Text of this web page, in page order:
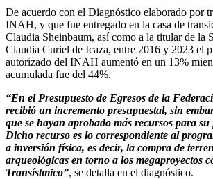
De acuerdo con el Diagnóstico elaborado por
INAH, y que fue entregado en la casa de
Claudia Sheinbaum, así como a la titular de la
Claudia Curiel de Icaza, entre 2016 y 2023 el
autorizado del INAH aumentó en un 13%
acumulada fue del 44%.
“En el Presupuesto de Egresos de la
recibió un incremento presupuestal, sin
que se hayan aprobado más recursos para
Dicho recurso es lo correspondiente al
a inversión física, es decir, la compra de
arqueológicas en torno a los megaproyectos
Transístmico”, se detalla en el diagnóstico.